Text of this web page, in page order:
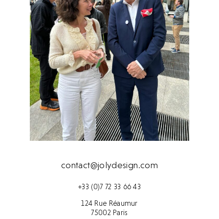
contact@jolydesign.com
+33 (0)7 72 33 66 43
124 Rue Réaumur
75002 Paris